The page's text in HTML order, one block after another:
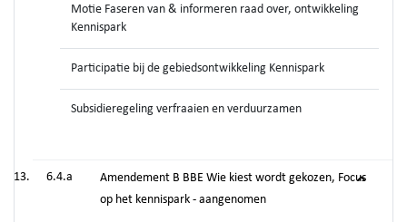
Motie Faseren van & informeren raad over, ontwikkeling
Kennispark
Participatie bij de gebiedsontwikkeling Kennispark
Subsidieregeling verfraaien en verduurzamen
6.4.a
Amendement B BBE Wie kiest wordt gekozen, Focus
op het kennispark - aangenomen